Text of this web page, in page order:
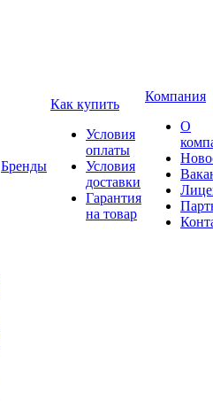
Бренды
Как купить
Условия
оплаты
Условия
доставки
Гарантия
на товар
Компания
О